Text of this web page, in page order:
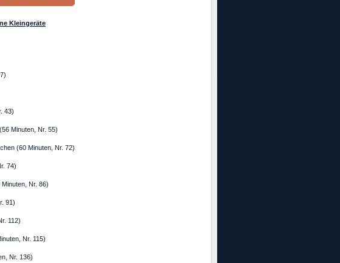
Kleingeräte
43)
Minuten, Nr. 55)
(60 Minuten, Nr. 72)
74)
Nr. 86)
91)
112)
Nr. 115)
Nr. 136)